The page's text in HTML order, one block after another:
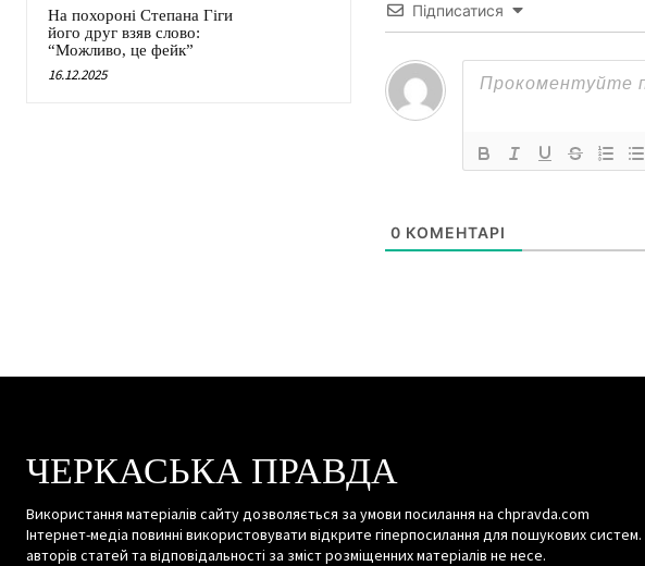
На похороні Степана Гіги
його друг взяв слово:
“Можливо, це фейк”
16.12.2025
Підписатися
0 КОМЕНТАРІ
ЧЕРКАСЬКА ПРАВДА
Використання матеріалів сайту дозволяється за умови посилання на chpravda.com
Інтернет-медіа повинні використовувати відкрите гіперпосилання для пошукових
авторів статей та відповідальності за зміст розміщенних матеріалів не несе.